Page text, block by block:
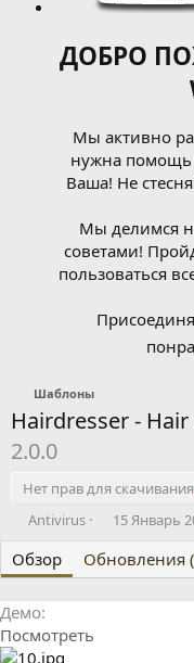
ДОБРО
Мы активно
нужна помощь
Ваша! Не
Мы делимся
советами!
пользоваться
Шаблоны
Hairdresser -
2.0.0
Нет прав для
А
т
о
р
Antivirus
Д
т
а
с
15 Январь
Обзор Обновления
Демо
Посмотреть